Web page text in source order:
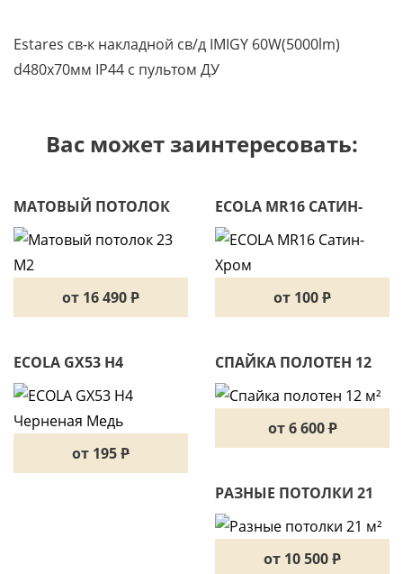
Estares св-к накладной св/д IMIGY 60W(5000lm)
d480x70мм IP44 с пультом ДУ
Вас может заинтересовать:
МАТОВЫЙ ПОТОЛОК
23 М2
от 16 490P
ECOLA MR16 САТИН-
ХРОМ
от 100P
ECOLA GX53 H4
ЧЕРНЕНАЯ МЕДЬ
от 195P
СПАЙКА ПОЛОТЕН 12
М²
от 6 600P
РАЗНЫЕ ПОТОЛКИ 21
М²
от 10 500P